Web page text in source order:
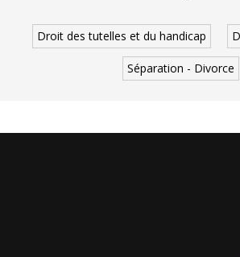
Droit des tutelles et du handicap
Séparation - Divorce